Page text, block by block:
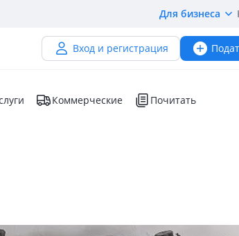
Для бизнеса
Вход и регистрация
Коммерческие Почитать